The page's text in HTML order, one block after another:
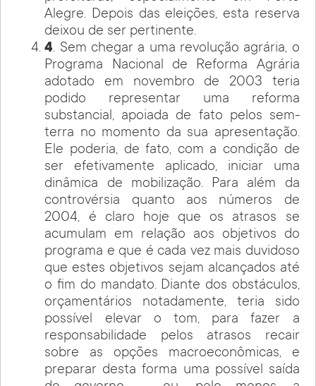
Alegre. Depois das eleições, esta reserva
deixou de ser pertinente.
4. Sem chegar a uma revolução agrária, o
Programa Nacional de Reforma Agrária
adotado em novembro de 2003 teria
podido representar uma reforma
substancial, apoiada de fato pelos sem-
terra no momento da sua apresentação.
Ele poderia, de fato, com a condição de
ser efetivamente aplicado, iniciar uma
dinâmica de mobilização. Para além da
controvérsia quanto aos números de
2004, é claro hoje que os atrasos se
acumulam em relação aos objetivos do
programa e que é cada vez mais duvidoso
que estes objetivos sejam alcançados até
o fim do mandato. Diante dos obstáculos,
orçamentários notadamente, teria sido
possível elevar o tom, para fazer a
responsabilidade pelos atrasos recair
sobre as opções macroeconômicas, e
preparar desta forma uma possível saída